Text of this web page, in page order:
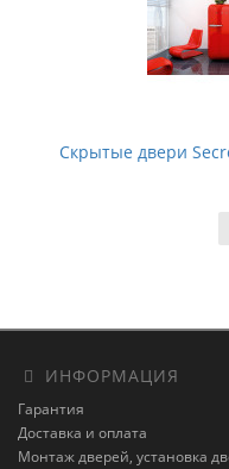
Скрытые двери
ИНФОРМАЦИЯ
Гарантия
Доставка и оплата
Монтаж дверей, установка